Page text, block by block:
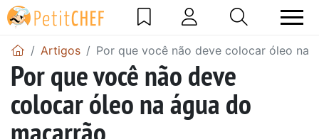
Artigos Por que você não deve colocar óleo na
Por que você não deve
colocar óleo na água do
macarrão